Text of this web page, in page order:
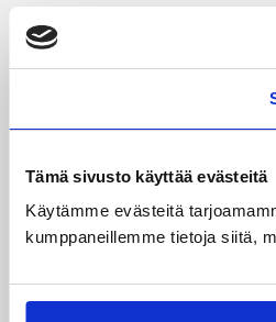
Tämä sivusto käyttää evästeitä
Käytämme evästeitä
kumppaneillemme tietoja siitä,